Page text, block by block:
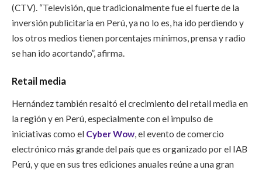
(CTV). “Televisión, que tradicionalmente fue el fuerte de la
inversión publicitaria en Perú, ya no lo es, ha ido perdiendo y
los otros medios tienen porcentajes mínimos, prensa y radio
se han ido acortando”, afirma.
Retail media
Hernández también resaltó el crecimiento del retail media en
la región y en Perú, especialmente con el impulso de
iniciativas como el Cyber Wow, el evento de comercio
electrónico más grande del país que es organizado por el IAB
Perú, y que en sus tres ediciones anuales reúne a una gran